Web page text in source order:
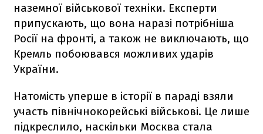
наземної військової техніки. Експерти
припускають, що вона наразі потрібніша
Росії на фронті, а також не виключають, що
Кремль побоювався можливих ударів
України.
Натомість уперше в історії в параді взяли
участь північнокорейські військові. Це лише
підкреслило, наскільки Москва стала